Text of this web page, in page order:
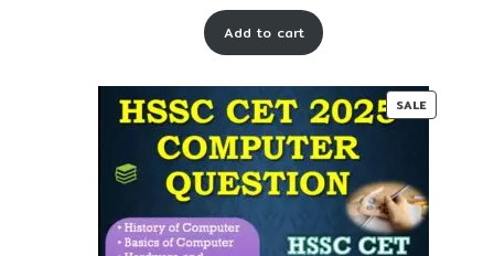
price
was:
00.
price
is:
00.
Add to cart
SALE